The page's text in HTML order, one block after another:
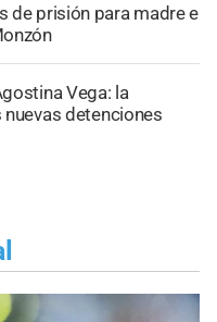
de prisión para madre e
Vega: la
detenciones